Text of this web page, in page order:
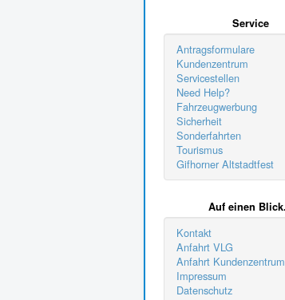
Service
Antragsformulare
Kundenzentrum
Servicestellen
Need Help?
Fahrzeugwerbung
Sicherheit
Sonderfahrten
Tourismus
Gifhorner Altstadtfest
Auf einen
Kontakt
Anfahrt VLG
Anfahrt Kundenzentrum
Impressum
Datenschutz